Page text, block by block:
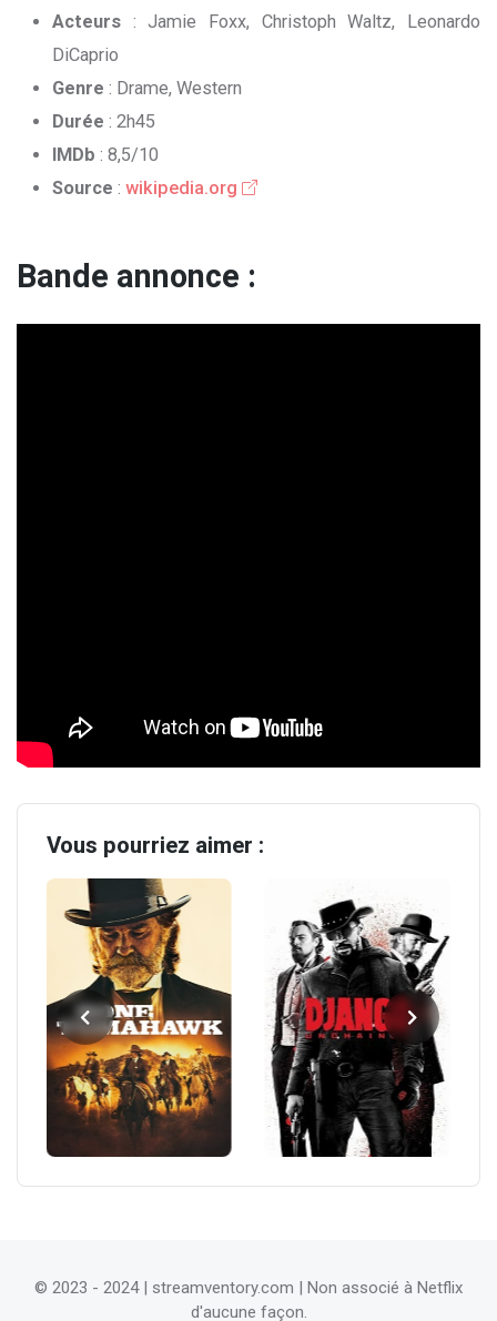
Acteurs : Jamie Foxx, Christoph Waltz, Leonardo
DiCaprio
Genre : Drame, Western
Durée : 2h45
IMDb : 8,5/10
Source : wikipedia.org
Bande annonce :
Vous pourriez aimer :
© 2023 - 2024 | streamventory.com | Non associé à Netflix
d'aucune façon.